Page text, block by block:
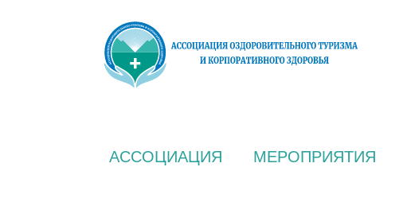
АССОЦИАЦИЯ МЕРОПРИЯТИЯ